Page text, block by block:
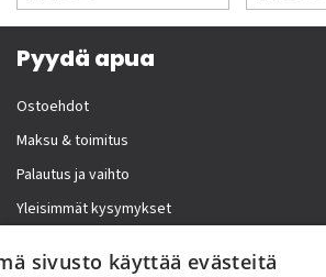
Pyydä apua
Ostoehdot
Maksu & toimitus
Palautus ja vaihto
Yleisimmät kysymykset
Lisää meistä
sivusto käyttää evästeitä